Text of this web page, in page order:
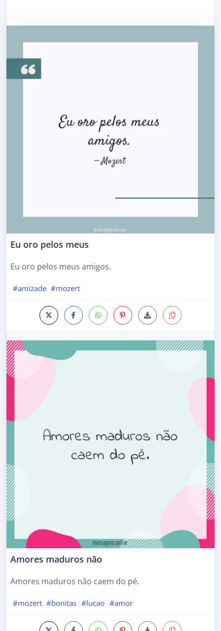
Eu oro pelos meus
Eu oro pelos meus amigos.
#amizade #mozert
Amores maduros não
Amores maduros não caem do pé.
#mozert #bonitas #lucao #amor